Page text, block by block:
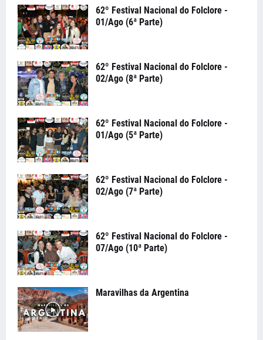
62º Festival Nacional do Folclore -
01/Ago (6ª Parte)
62º Festival Nacional do Folclore -
02/Ago (8ª Parte)
62º Festival Nacional do Folclore -
01/Ago (5ª Parte)
62º Festival Nacional do Folclore -
02/Ago (7ª Parte)
62º Festival Nacional do Folclore -
07/Ago (10ª Parte)
Maravilhas da Argentina